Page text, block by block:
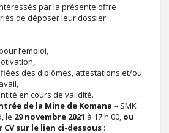
par la présente offre
de déposer leur dossier
l’emploi,
des diplômes, attestations et/ou
en cours de validité.
de la Mine de Komana – SMK
le 29 novembre 2021 à 17 h 00, ou
CV sur le lien ci-dessous :